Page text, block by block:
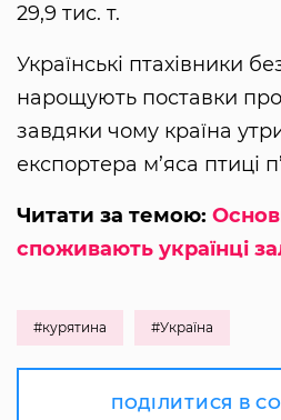
29,9 тис. т.
Українські птахівники
нарощують поставки
завдяки чому країна
експортера м’яса птиці
Читати за темою:
споживають українці
#курятина #Україна
ПОДІЛИТИСЯ В